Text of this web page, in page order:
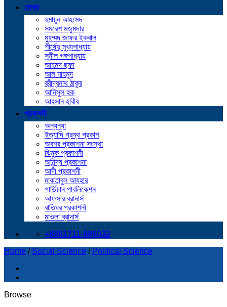
লেখক
হুমায়ূন আহমেদ
সমরেশ মজুমদার
মুহম্মদ জাফর ইকবাল
শীর্ষেন্দু মুখ্যপাধ্যায়
সুনীল গঙ্গপাধ্যায়
আহমদ ছফা
আল মাহমুদ
রবীন্দ্রনাথ ঠাকুর
আনিসুল হক
আহসান হাবীব
প্রকাশনী
অন্যন্যা
ইত্যাদি গ্রন্থ প্রকাশ
অবশর প্রকাশনা সংস্থা
ঝিনুক প্রকাশনী
অনিন্দ্য প্রকাশনা
আদী প্রকাশনী
মাকতাবুল আযহার
গার্ডিয়ান পাবলিকেশন
আফসার ব্রাদার্স
বাতিঘর প্রকাশনী
মাওলা ব্রাদার্স
+8801711-996032
Home / Social Science / Political Science
Browse